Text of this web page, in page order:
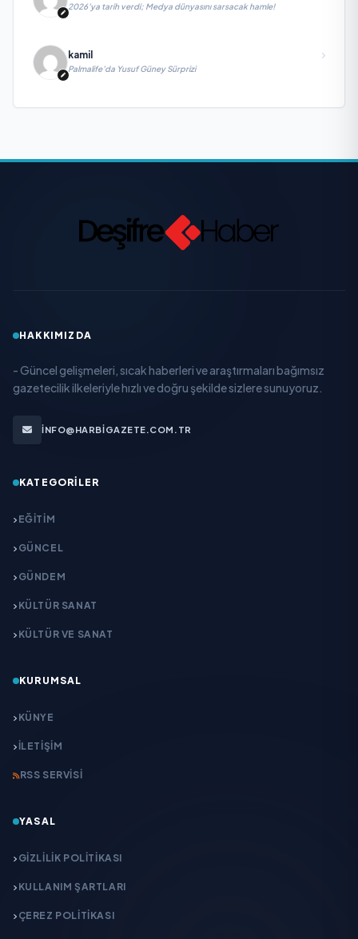
2026’ya tarih verdi; Medya dünyasını sarsacak hamle!
kamil
Palmalife’da Yusuf Güney Sürprizi
HAKKIMIZDA
- Güncel gelişmeleri, sıcak haberleri ve araştırmaları bağımsız
gazetecilik ilkeleriyle hızlı ve doğru şekilde sizlere sunuyoruz.
INFO@HARBIGAZETE.COM.TR
KATEGORILER
EĞITIM
GÜNCEL
GÜNDEM
KÜLTÜR SANAT
KÜLTÜR VE SANAT
KURUMSAL
KÜNYE
İLETIŞIM
RSS SERVISI
YASAL
GIZLILIK POLITIKASI
KULLANIM ŞARTLARI
ÇEREZ POLITIKASI